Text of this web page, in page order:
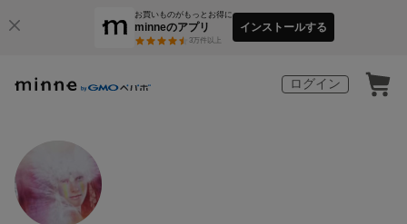
お買いものがもっとお得に
minneのアプリ
3万件以上
インストールする
ログイン